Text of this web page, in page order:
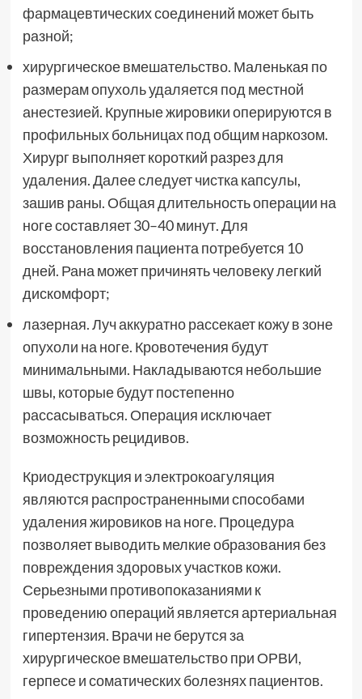
фармацевтических соединений может быть
разной;
хирургическое вмешательство. Маленькая по
размерам опухоль удаляется под местной
анестезией. Крупные жировики оперируются в
профильных больницах под общим наркозом.
Хирург выполняет короткий разрез для
удаления. Далее следует чистка капсулы,
зашив раны. Общая длительность операции на
ноге составляет 30–40 минут. Для
восстановления пациента потребуется 10
дней. Рана может причинять человеку легкий
дискомфорт;
лазерная. Луч аккуратно рассекает кожу в зоне
опухоли на ноге. Кровотечения будут
минимальными. Накладываются небольшие
швы, которые будут постепенно
рассасываться. Операция исключает
возможность рецидивов.
Криодеструкция и электрокоагуляция
являются распространенными способами
удаления жировиков на ноге. Процедура
позволяет выводить мелкие образования без
повреждения здоровых участков кожи.
Серьезными противопоказаниями к
проведению операций является артериальная
гипертензия. Врачи не берутся за
хирургическое вмешательство при ОРВИ,
герпесе и соматических болезнях пациентов.